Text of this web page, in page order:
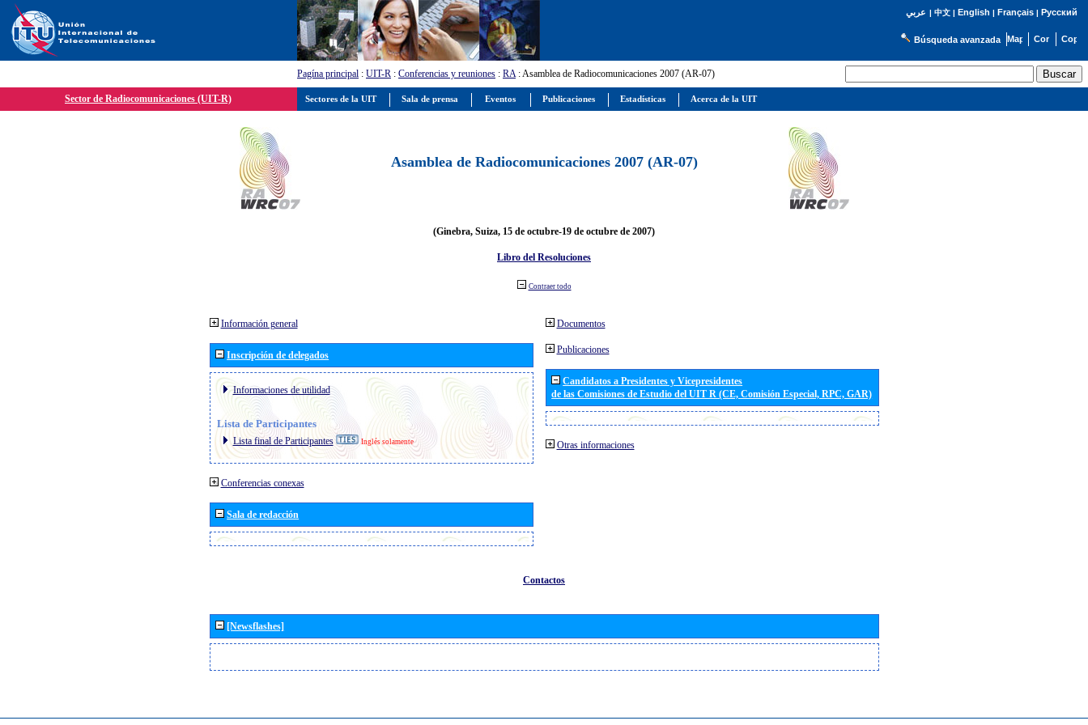
عربي | 中文| English | Français| Русский
Búsqueda avanzada
Pagína principal : UIT-R : Conferencias y reuniones : RA: Asamblea de Radiocomunicaciones 2007 (AR-07)
Sector de Radiocomunicaciones (UIT-R)
Asamblea de Radiocomunicaciones 2007 (AR-07)
(Ginebra, Suiza, 15 de octubre-19 de octubre de 2007)
Libro del Resoluciones
Contraer todo
Información general
Inscripción de delegados
Informaciones de utilidad
Lista de Participantes
Lista final de Participantes Inglés solamente
Conferencias conexas
Sala de redacción
Documentos
Publicaciones
Candidatos a Presidentes y Vicepresidentes
de las Comisiones de Estudio del UIT R (CE, Comisión Especial, RPC, GAR)
Otras informaciones
Contactos
[Newsflashes]
Sectores de la UIT Sala de prensa Eventos Publicaciones Estadísticas Acerca de la UIT